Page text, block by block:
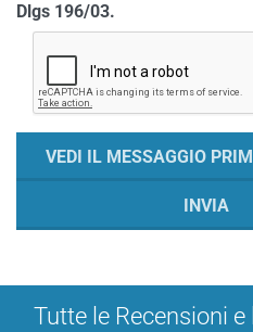
Dlgs 196/03.
Tutte le Recensioni